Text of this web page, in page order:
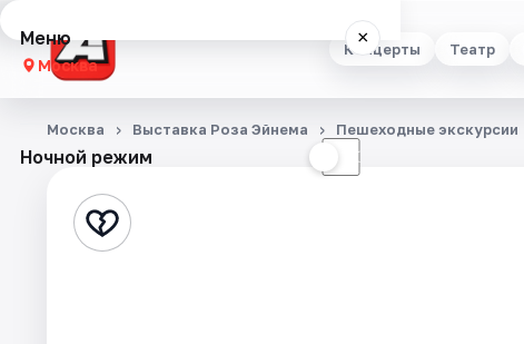
Концерты Театр
Меню ×
Москва
Концерты
Стендап
Ночной режим ☾
Москва Выставка Роза Эйнема Пешеходные экскурсии